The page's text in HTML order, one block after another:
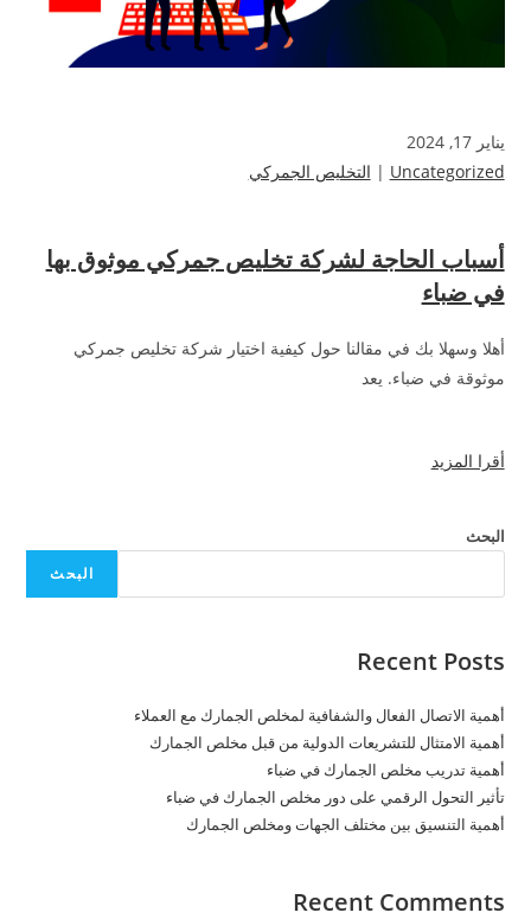
يناير 17, 2024
Uncategorized
| التخليص الجمركي
أسباب الحاجة لشركة تخليص جمركي موثوق بها
في ضباء
أهلا وسهلا بك في مقالنا حول كيفية اختيار شركة تخليص جمركي
موثوقة في ضباء. يعد
أقرا المزيد
البحث
البحث
Recent Posts
أهمية الاتصال الفعال والشفافية لمخلص الجمارك مع العملاء
أهمية الامتثال للتشريعات الدولية من قبل مخلص الجمارك
أهمية تدريب مخلص الجمارك في ضباء
تأثير التحول الرقمي على دور مخلص الجمارك في ضباء
أهمية التنسيق بين مختلف الجهات ومخلص الجمارك
Recent Comments